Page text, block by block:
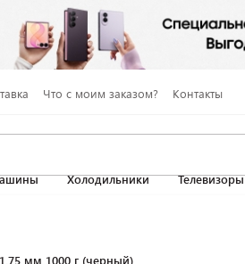
Что с моим заказом? Контакты
Холодильники Телевизоры
мм 1000 г (черный)